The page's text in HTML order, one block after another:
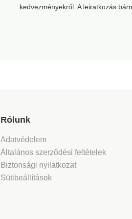
11 x 32 cm.
kedvezményekről. A leiratkozás
Rólunk
Adatvédelem
Általános szerződési feltételek
Biztonsági nyilatkozat
Sütibeállítások